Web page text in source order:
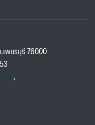
พชรบุรี 76000
,